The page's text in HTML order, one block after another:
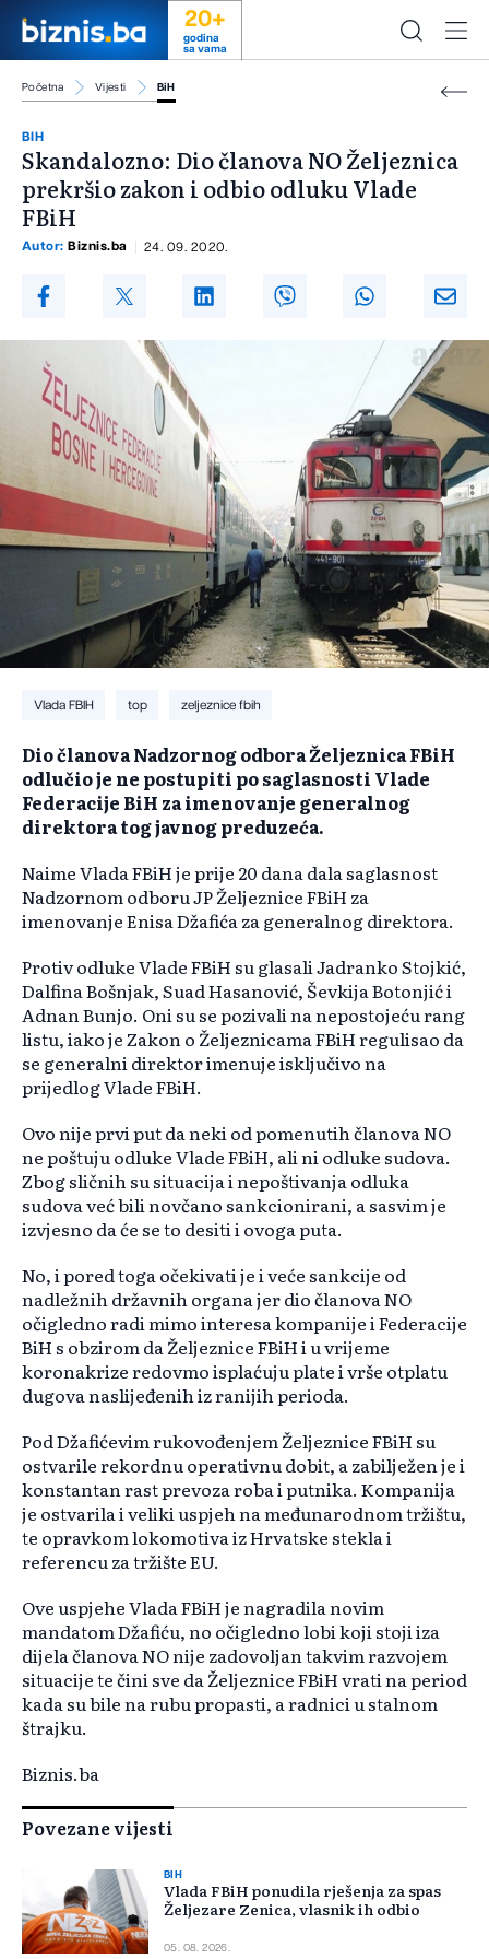
20+
godina
sa vama
Početna Vijesti BiH
BIH
Skandalozno: Dio članova NO Željeznica
prekršio zakon i odbio odluku Vlade
FBiH
Autor: Biznis.ba 24. 09. 2020.
Vlada FBIH top zeljeznice fbih
Dio članova Nadzornog odbora Željeznica FBiH
odlučio je ne postupiti po saglasnosti Vlade
Federacije BiH za imenovanje generalnog
direktora tog javnog preduzeća.
Naime Vlada FBiH je prije 20 dana dala saglasnost
Nadzornom odboru JP Željeznice FBiH za
imenovanje Enisa Džafića za generalnog direktora.
Protiv odluke Vlade FBiH su glasali Jadranko Stojkić,
Dalfina Bošnjak, Suad Hasanović, Ševkija Botonjić i
Adnan Bunjo. Oni su se pozivali na nepostojeću rang
listu, iako je Zakon o Željeznicama FBiH regulisao da
se generalni direktor imenuje isključivo na
prijedlog Vlade FBiH.
Ovo nije prvi put da neki od pomenutih članova NO
ne poštuju odluke Vlade FBiH, ali ni odluke sudova.
Zbog sličnih su situacija i nepoštivanja odluka
sudova već bili novčano sankcionirani, a sasvim je
izvjesno da će se to desiti i ovoga puta.
No, i pored toga očekivati je i veće sankcije od
nadležnih državnih organa jer dio članova NO
očigledno radi mimo interesa kompanije i Federacije
BiH s obzirom da Željeznice FBiH i u vrijeme
koronakrize redovmo isplaćuju plate i vrše otplatu
dugova naslijeđenih iz ranijih perioda.
Pod Džafićevim rukovođenjem Željeznice FBiH su
ostvarile rekordnu operativnu dobit, a zabilježen je i
konstantan rast prevoza roba i putnika. Kompanija
je ostvarila i veliki uspjeh na međunarodnom tržištu,
te opravkom lokomotiva iz Hrvatske stekla i
referencu za tržište EU.
Ove uspjehe Vlada FBiH je nagradila novim
mandatom Džafiću, no očigledno lobi koji stoji iza
dijela članova NO nije zadovoljan takvim razvojem
situacije te čini sve da Željeznice FBiH vrati na period
kada su bile na rubu propasti, a radnici u stalnom
štrajku.
Biznis.ba
Povezane vijesti
BIH
Vlada FBiH ponudila rješenja za spas
Željezare Zenica, vlasnik ih odbio
05. 08. 2026.